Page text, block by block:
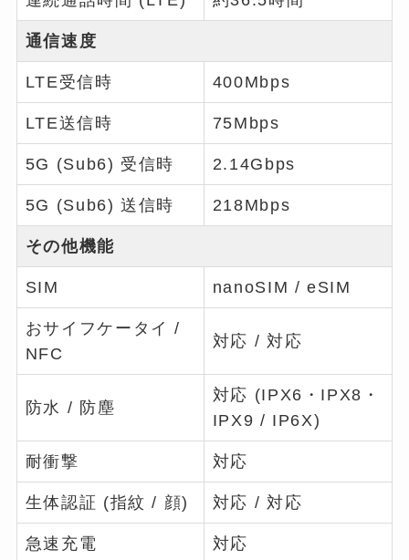
通信速度
LTE受信時 400Mbps
LTE送信時 75Mbps
5G (Sub6) 受信時 2.14Gbps
5G (Sub6) 送信時 218Mbps
その他機能
SIM nanoSIM / eSIM
おサイフケータイ /
NFC
対応 / 対応
防水 / 防塵
対応 (IPX6・IPX8・
IPX9 / IP6X)
耐衝撃 対応
生体認証 (指紋 / 顔) 対応 / 対応
急速充電 対応